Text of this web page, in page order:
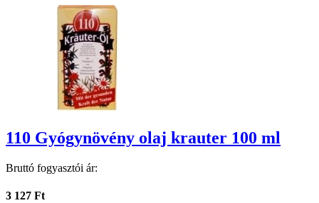
110 Gyógynövény olaj krauter 100 ml
Bruttó fogyasztói ár:
3 127 Ft